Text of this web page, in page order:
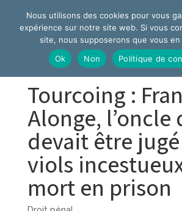
Tourcoing :
Alonge, l’oncle
devait être
viols
mort en prison
Nous utilisons des cookies pour vous
expérience sur notre site web. Si vous
site, nous supposerons que vous
Ok
Non Politique de